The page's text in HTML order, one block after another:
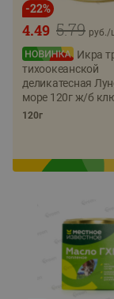
-22%
5.79
4.49 руб./
Икра
тихоокеанской
деликатесная
море 120г ж/б
120г